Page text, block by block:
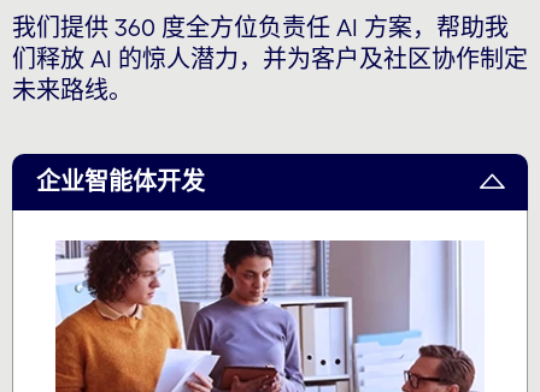
我们提供 360 度全方位负责任 AI 方案，帮助我
们释放 AI 的惊人潜力，并为客户及社区协作制定
未来路线。
企业智能体开发